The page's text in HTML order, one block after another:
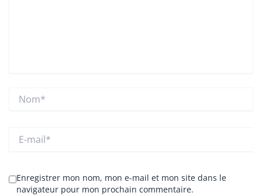
mail*
Enregistrer mon nom, mon e-mail et mon site dans le
navigateur pour mon prochain commentaire.